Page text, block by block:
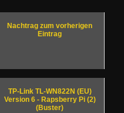
Nachtrag zum vorherigen
Eintrag
TP-Link TL-WN822N (EU)
Version 6 - Rapsberry Pi (2)
(Buster)